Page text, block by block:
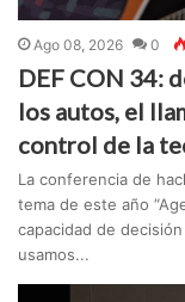
Ago 08, 2026 0
DEF CON 34:
los autos, el
control de la
La conferencia de
tema de este año
capacidad de
usamos...